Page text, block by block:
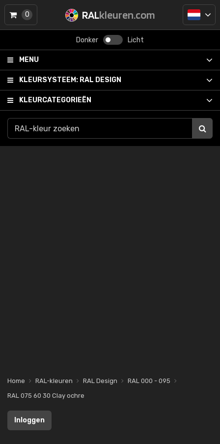
RALkleuren.com
Donker Licht
MENU
KLEURSYSTEEM: RAL DESIGN
KLEURCATEGORIEËN
0
Home RAL-kleuren RAL Design
RAL 000 - 095
RAL 075 60 30 Clay ochre
Inloggen